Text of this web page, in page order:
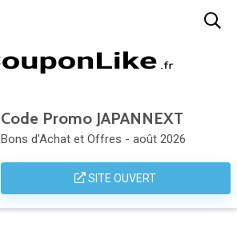
Code Promo JAPANNEXT
Bons d'Achat et Offres - août 2026
SITE OUVERT